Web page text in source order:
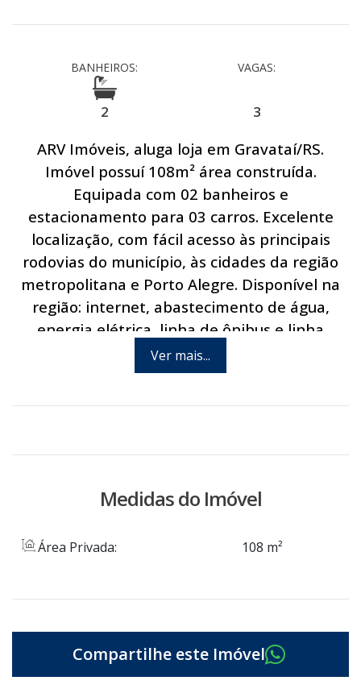
BANHEIROS:
2
VAGAS:
3
ARV Imóveis, aluga loja em Gravataí/RS.
Imóvel possuí 108m² área construída.
Equipada com 02 banheiros e
estacionamento para 03 carros. Excelente
localização, com fácil acesso às principais
rodovias do município, às cidades da região
metropolitana e Porto Alegre. Disponível na
região: internet, abastecimento de água,
energia elétrica, linha de ônibus e linha
telefônica. Via pública asfaltada. Agende hoje
mesmo uma visita com um de nossos
Ver mais...
Medidas do Imóvel
Área Privada: 108 m²